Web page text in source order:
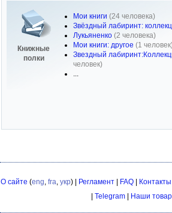
Книжные
полки
Мои книги (24 человека)
Звёздный лабиринт:
Лукьяненко (2 человека)
Мои книги: другое (1
Звездный
человек)
...
О сайте (eng, fra, укр) | Регламент| FAQ| Контакты
Telegram Наши